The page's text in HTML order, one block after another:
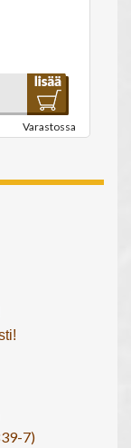
Varastossa
7)